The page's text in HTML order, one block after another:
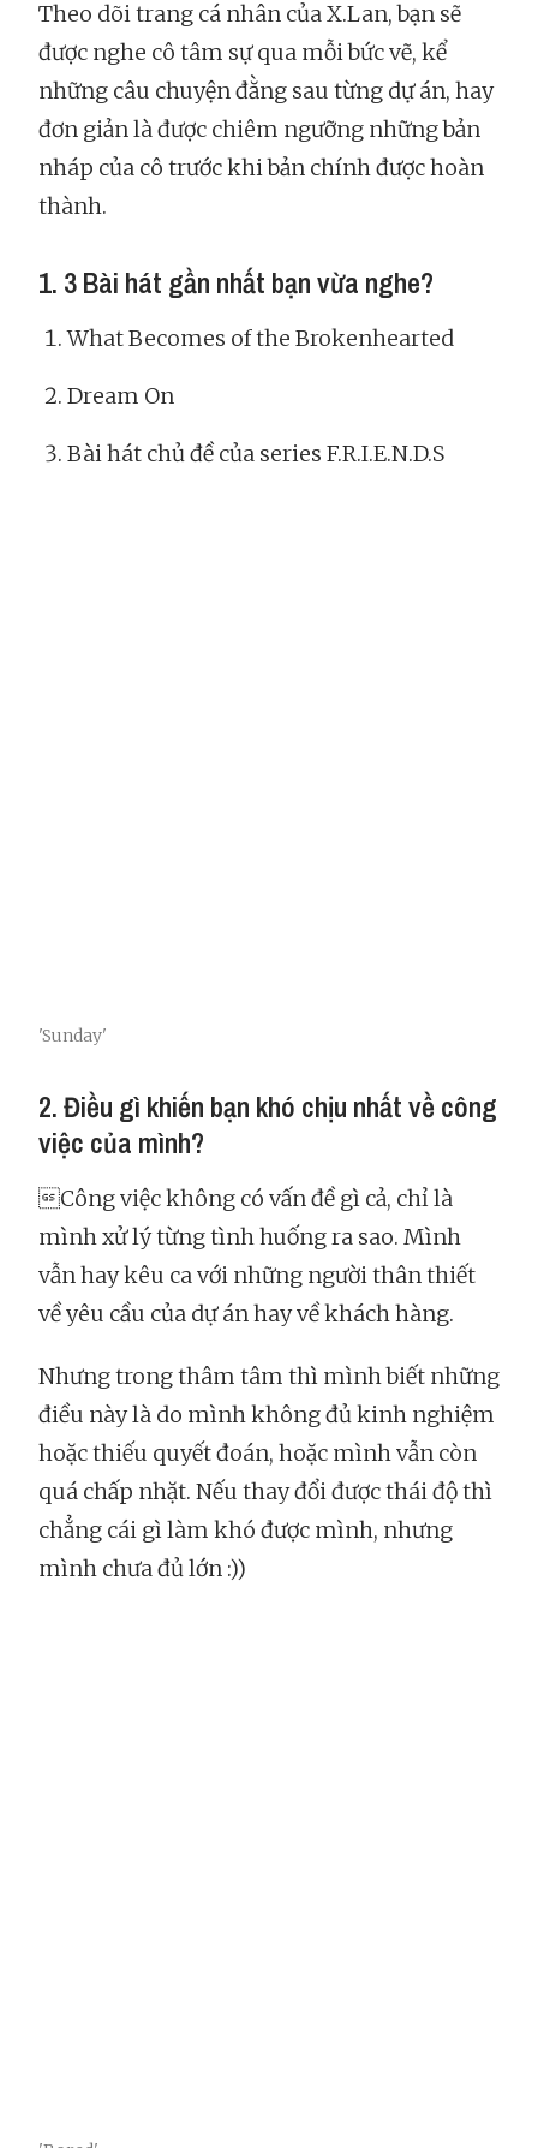
Theo dõi trang cá nhân của X.Lan, bạn sẽ
được nghe cô tâm sự qua mỗi bức vẽ, kể
những câu chuyện đằng sau từng dự án, hay
đơn giản là được chiêm ngưỡng những bản
nháp của cô trước khi bản chính được hoàn
thành.
1. 3 Bài hát gần nhất bạn vừa nghe?
What Becomes of the Brokenhearted
Dream On
Bài hát chủ đề của series F.R.I.E.N.D.S
'Sunday'
2. Điều gì khiến bạn khó chịu nhất về công
việc của mình?
Công việc không có vấn đề gì cả, chỉ là
mình xử lý từng tình huống ra sao. Mình
vẫn hay kêu ca với những người thân thiết
về yêu cầu của dự án hay về khách hàng.
Nhưng trong thâm tâm thì mình biết những
điều này là do mình không đủ kinh nghiệm
hoặc thiếu quyết đoán, hoặc mình vẫn còn
quá chấp nhặt. Nếu thay đổi được thái độ thì
chẳng cái gì làm khó được mình, nhưng
mình chưa đủ lớn :))